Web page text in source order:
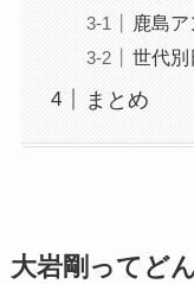
鹿島
世代別
まとめ
大岩剛ってど